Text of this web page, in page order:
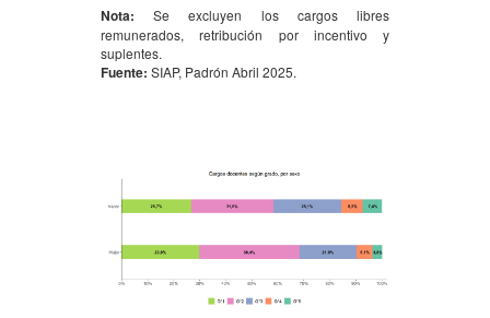
Nota: Se excluyen los cargos libres
remunerados, retribución por incentivo y
suplentes.
Fuente: SIAP, Padrón Abril 2025.